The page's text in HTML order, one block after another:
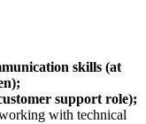
skills (at
support role);
with technical